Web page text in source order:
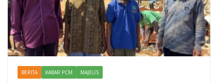
BERITA KABAR PCM MAJELIS